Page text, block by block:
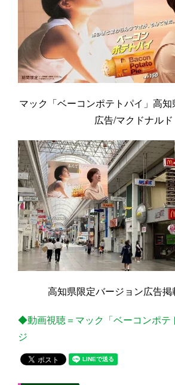
マック「ベーコンポテトパイ」高
広告/マクドナルド
高知県限定バージョン広告掲
◆動画視聴＝マック「ベーコンポテ
ジ